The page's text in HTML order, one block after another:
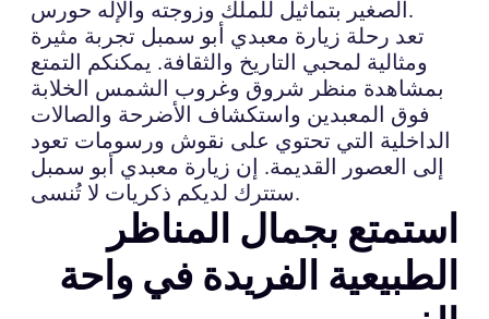
الصغير بتماثيل للملك وزوجته والإله حورس.
تعد رحلة زيارة معبدي أبو سمبل تجربة مثيرة
ومثالية لمحبي التاريخ والثقافة. يمكنكم التمتع
بمشاهدة منظر شروق وغروب الشمس الخلابة
فوق المعبدين واستكشاف الأضرحة والصالات
الداخلية التي تحتوي على نقوش ورسومات تعود
إلى العصور القديمة. إن زيارة معبدي أبو سمبل
ستترك لديكم ذكريات لا تُنسى.
استمتع بجمال المناظر
الطبيعية الفريدة في واحة